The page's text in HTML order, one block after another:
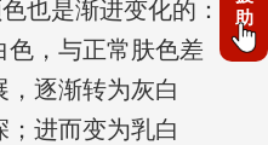
也是渐进变化的：
色，与正常肤色差
逐渐转为灰白
进而变为乳白
助